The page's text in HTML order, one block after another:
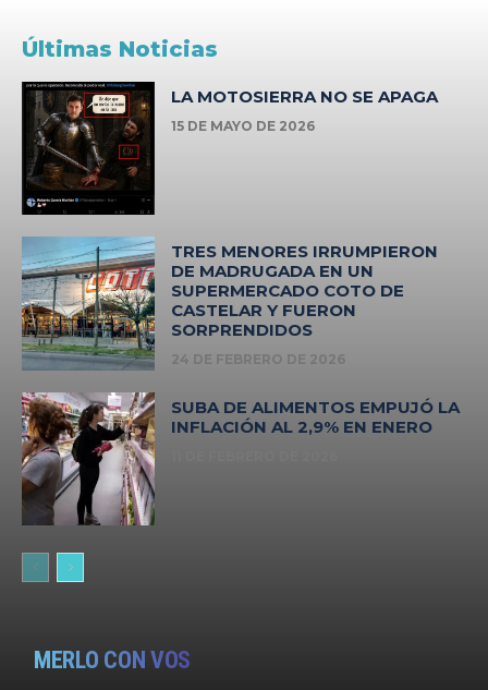
Últimas Noticias
LA MOTOSIERRA NO SE APAGA
15 DE MAYO DE 2026
TRES MENORES IRRUMPIERON
DE MADRUGADA EN UN
SUPERMERCADO COTO DE
CASTELAR Y FUERON
SORPRENDIDOS
24 DE FEBRERO DE 2026
SUBA DE ALIMENTOS EMPUJÓ LA
INFLACIÓN AL 2,9% EN ENERO
MERLO CON VOS